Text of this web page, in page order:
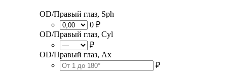
OD/Правый глаз, Sph
0 ₽
OD/Правый глаз, Cyl
₽
OD/Правый глаз, Ax
₽